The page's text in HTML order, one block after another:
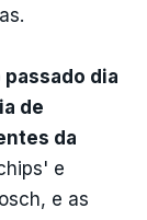
dia
de
da
e
e as